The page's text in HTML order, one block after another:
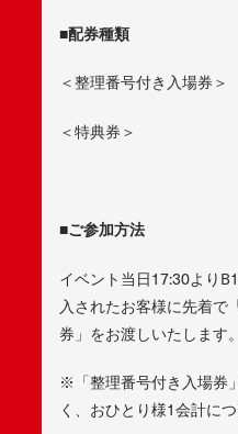
■配券種類
＜整理番号付き入場券＞
＜特典券＞
■ご参加方法
イベント当日17:30より
入されたお客様に先着で
券」をお渡しいたします。
※「整理番号付き入場券
く、おひとり様1会計に